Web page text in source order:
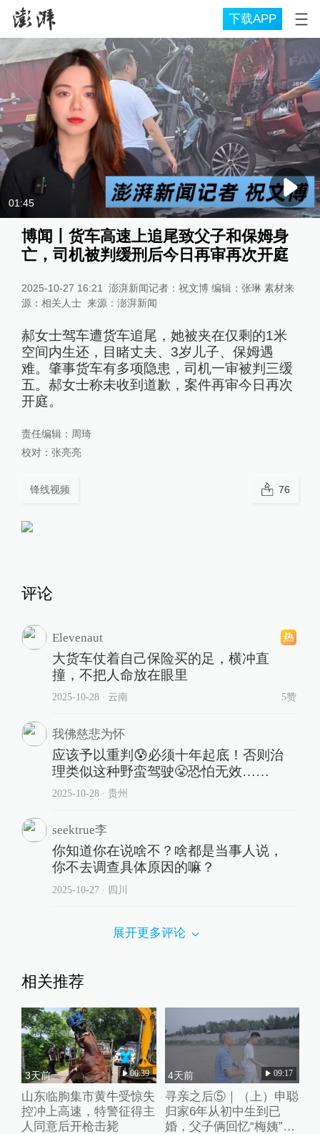
下载APP
01:45
博闻丨货车高速上追尾致父子和保姆身
亡，司机被判缓刑后今日再审再次开庭
2025-10-27 16:21
澎湃新闻记者：祝文博 编辑：张琳 素材来
源：相关人士 来源： 澎湃新闻
郝女士驾车遭货车追尾，她被夹在仅剩的1米
空间内生还，目睹丈夫、3岁儿子、保姆遇
难。肇事货车有多项隐患，司机一审被判三缓
五。郝女士称未收到道歉，案件再审今日再次
开庭。
责任编辑： 周琦
校对： 张亮亮
锋线视频 76
评论
Elevenaut
大货车仗着自己保险买的足，横冲直
撞，不把人命放在眼里
2025-10-28∙ 云南 5赞
我佛慈悲为怀
应该予以重判😰必须十年起底！否则治
理类似这种野蛮驾驶😤恐怕无效……
2025-10-28∙ 贵州
seektrue李
你知道你在说啥不？啥都是当事人说，
你不去调查具体原因的嘛？
2025-10-27∙ 四川
展开更多评论
相关推荐
3天前 00:39
山东临朐集市黄牛受惊失
控冲上高速，特警征得主
人同意后开枪击毙
4天前 09:17
寻亲之后⑤｜（上）申聪
归家6年从初中生到已
婚，父子俩回忆“梅姨”从